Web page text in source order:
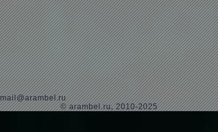
mail@arambel.ru
© arambel.ru, 2010-2025